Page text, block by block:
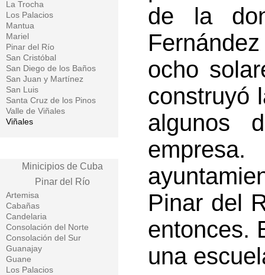
La Trocha
Los Palacios
Mantua
Mariel
Pinar del Río
San Cristóbal
San Diego de los Baños
San Juan y Martínez
San Luis
Santa Cruz de los Pinos
Valle de Viñales
Viñales
Minicipios de Cuba
Pinar del Río
Artemisa
Cabañas
Candelaria
Consolación del Norte
Consolación del Sur
Guanajay
Guane
Los Palacios
de la
ocho
construyó
algunos
Pinar del
entonces.
una